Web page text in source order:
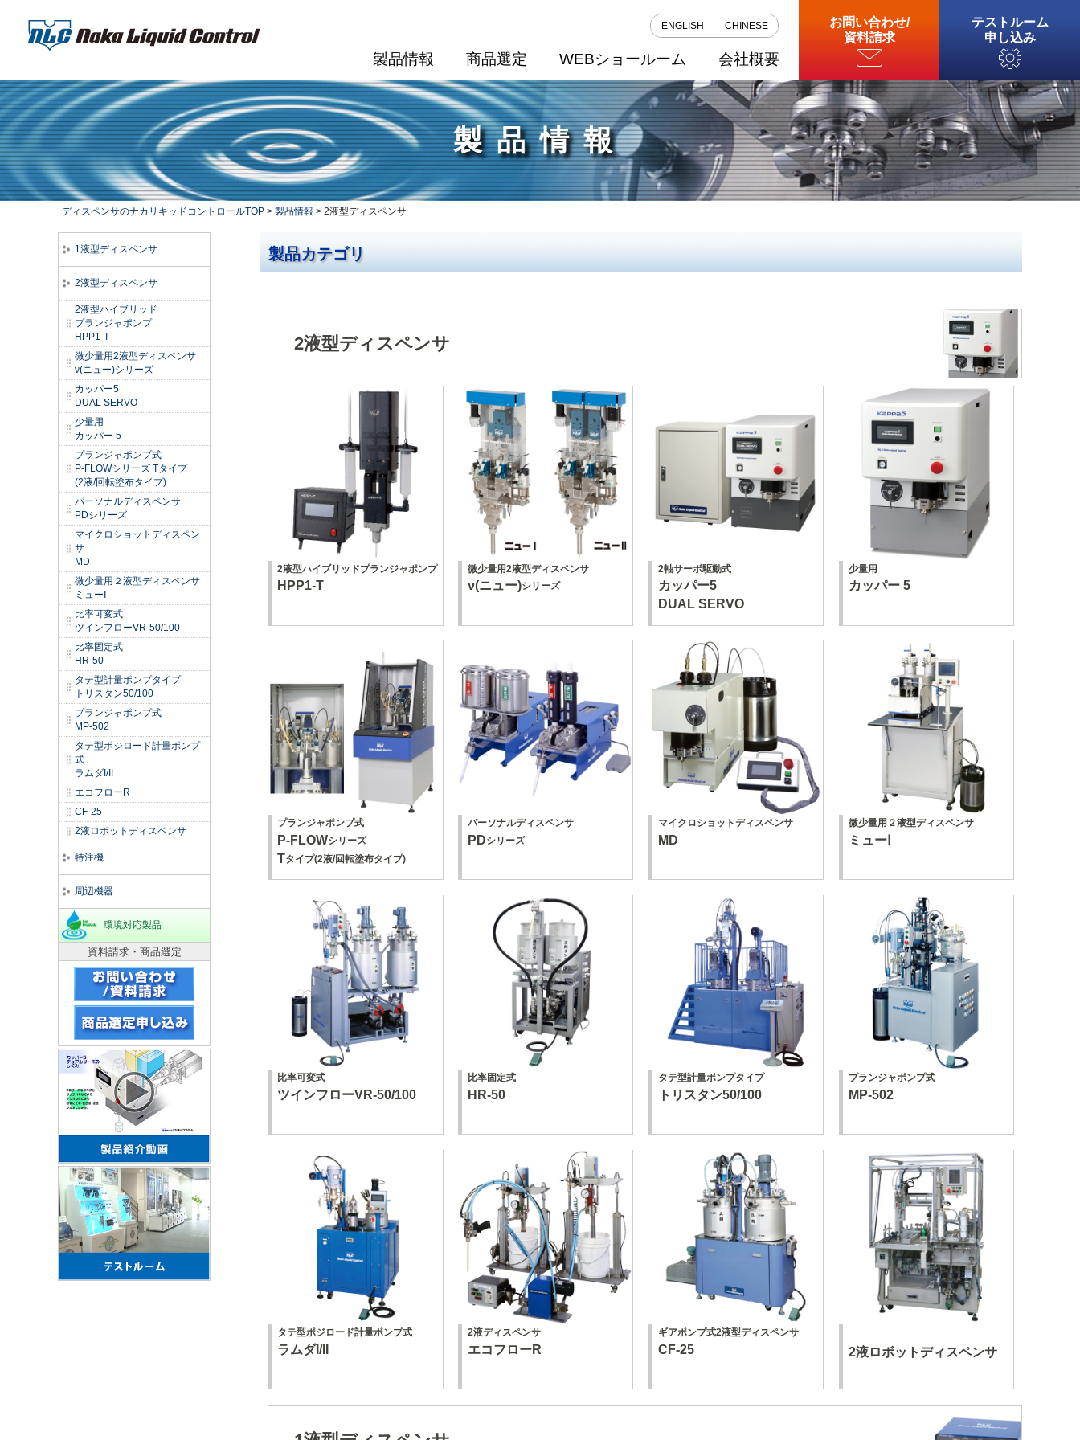
製品情報 商品選定 WEBショールーム 会社概要
ENGLISH CHINESE お問い合わせ/
資料請求
テストルーム
申し込み
製品情報
ディスペンサのナカリキッドコントロールTOP > 製品情報 > 2液型ディスペンサ
1液型ディスペンサ
2液型ディスペンサ
2液型ハイブリッド
プランジャポンプ
HPP1-T
微少量用2液型ディスペンサ
ν(ニュー)シリーズ
カッパー5
DUAL SERVO
少量用
カッパー 5
プランジャポンプ式
P-FLOWシリーズ Tタイプ
(2液/回転塗布タイプ)
パーソナルディスペンサ
PDシリーズ
マイクロショットディスペン
サ
MD
微少量用２液型ディスペンサ
ミューⅠ
比率可変式
ツインフローVR-50/100
比率固定式
HR-50
タテ型計量ポンプタイプ
トリスタン50/100
プランジャポンプ式
MP-502
タテ型ポジロード計量ポンプ
式
ラムダI/II
エコフローR
CF-25
2液ロボットディスペンサ
特注機
周辺機器
環境対応製品
資料請求・商品選定
製品カテゴリ
2液型ディスペンサ
2液型ハイブリッドプランジャポンプ
HPP1-T
微少量用2液型ディスペンサ
ν(ニュー)シリーズ
2軸サーボ駆動式
カッパー5
DUAL SERVO
少量用
カッパー 5
プランジャポンプ式
P-FLOWシリーズ
Tタイプ(2液/回転塗布タイプ)
パーソナルディスペンサ
PDシリーズ
マイクロショットディスペンサ
MD
微少量用２液型ディスペンサ
ミューⅠ
比率可変式
ツインフローVR-50/100
比率固定式
HR-50
タテ型計量ポンプタイプ
トリスタン50/100
プランジャポンプ式
MP-502
タテ型ポジロード計量ポンプ式
ラムダI/II
2液ディスペンサ
エコフローR
ギアポンプ式2液型ディスペンサ
CF-25 2液ロボットディスペンサ